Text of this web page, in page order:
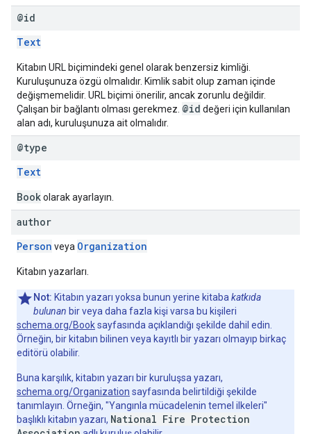
@id
Text
Kitabın URL biçimindeki genel olarak benzersiz kimliği.
Kuruluşunuza özgü olmalıdır. Kimlik sabit olup zaman içinde
değişmemelidir. URL biçimi önerilir, ancak zorunlu değildir.
Çalışan bir bağlantı olması gerekmez. @id değeri için kullanılan
alan adı, kuruluşunuza ait olmalıdır.
@type
Text
Bookolarak ayarlayın.
author
Person veya Organization
Kitabın yazarları.
Not: Kitabın yazarı yoksa bunun yerine kitaba katkıda
bulunan bir veya daha fazla kişi varsa bu kişileri
schema.org/Booksayfasında açıklandığı şekilde dahil edin.
Örneğin, bir kitabın bilinen veya kayıtlı bir yazarı olmayıp birkaç
editörü olabilir.
Buna karşılık, kitabın yazarı bir kuruluşsa yazarı,
schema.org/Organization sayfasında belirtildiği şekilde
tanımlayın. Örneğin, "Yangınla mücadelenin temel ilkeleri"
başlıklı kitabın yazarı, National Fire Protection